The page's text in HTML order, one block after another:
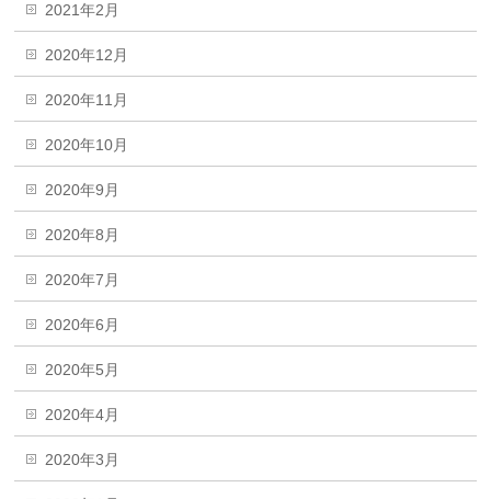
2021年2月
2020年12月
2020年11月
2020年10月
2020年9月
2020年8月
2020年7月
2020年6月
2020年5月
2020年4月
2020年3月